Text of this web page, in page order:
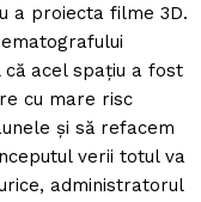
a proiecta filme 3D.
că acel spaţiu a fost
cu mare risc
şi să refacem
verii totul va
administratorul